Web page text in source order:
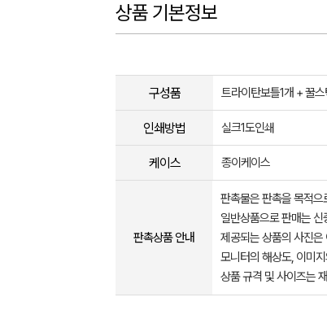
상품 기본정보
구성품 트라이탄보틀1개 + 꿀
인쇄방법 실크1도인쇄
케이스 종이케이스
판촉상품 안내
판촉물은 판촉을 목적으
일반상품으로 판매는
제공되는 상품의 사진
모니터의 해상도, 이미
상품 규격 및 사이즈는